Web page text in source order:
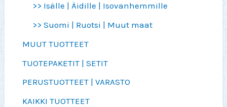
>> Isälle | Äidille | Isovanhemmille
>> Suomi | Ruotsi | Muut maat
MUUT TUOTTEET
TUOTEPAKETIT | SETIT
PERUSTUOTTEET | VARASTO
KAIKKI TUOTTEET